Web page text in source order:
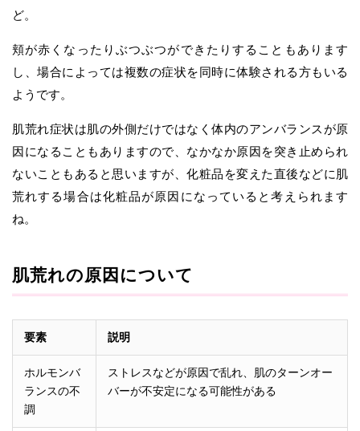
ど。
頬が赤くなったりぶつぶつができたりすることもあります
し、場合によっては複数の症状を同時に体験される方もいる
ようです。
肌荒れ症状は肌の外側だけではなく体内のアンバランスが原
因になることもありますので、なかなか原因を突き止められ
ないこともあると思いますが、化粧品を変えた直後などに肌
荒れする場合は化粧品が原因になっていると考えられます
ね。
肌荒れの原因について
要素 説明
ホルモンバ
ランスの不
調
ストレスなどが原因で乱れ、肌のターンオー
バーが不安定になる可能性がある